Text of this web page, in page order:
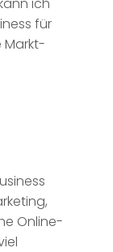
für
Markt-
Online-